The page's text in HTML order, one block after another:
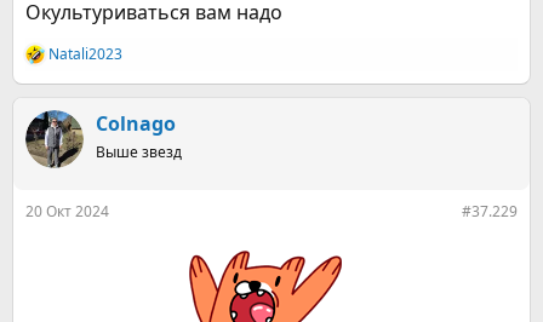
Окультуриваться вам надо
Р
е
к
ц
и
Natali2023
Colnago
Выше звезд
20 Окт 2024 #37.229